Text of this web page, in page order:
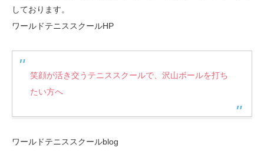
しております。
ワールドテニススクールHP
笑顔が活き交うテニススクールで、沢山ボールを打ち
たい方へ
ワールドテニススクールblog